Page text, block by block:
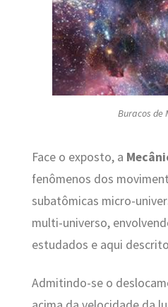
Buracos de
Face o exposto, a
fenômenos dos
subatômicas micro-
multi-universo,
estudados e aqui
Admitindo-se o